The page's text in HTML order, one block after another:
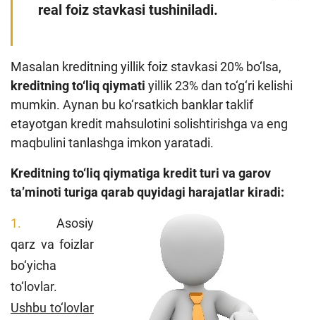
real foiz stavkasi tushiniladi.
Masalan kreditning yillik foiz stavkasi 20% bo‘lsa,
kreditning to‘liq qiymati yillik 23% dan to‘g‘ri kelishi
mumkin. Aynan bu ko‘rsatkich banklar taklif
etayotgan kredit mahsulotini solishtirishga va eng
maqbulini tanlashga imkon yaratadi.
Kreditning to‘liq qiymatiga kredit turi va garov
ta’minoti turiga qarab quyidagi harajatlar kiradi:
Asosiy
qarz va foizlar
bo‘yicha
to‘lovlar.
Ushbu to‘lovlar